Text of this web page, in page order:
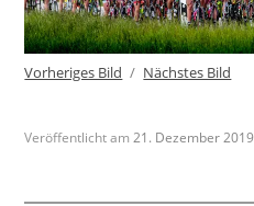
Vorheriges Bild Nächstes Bild
Veröffentlicht am21. Dezember 2019